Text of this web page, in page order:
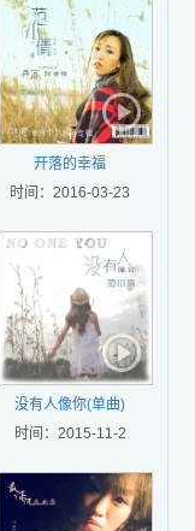
开落的幸福
时间：2016-03-23
没有人像你(单曲)
时间：2015-11-2